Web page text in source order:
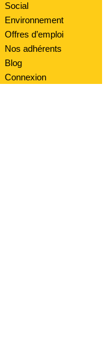
Social
Environnement
Offres d’emploi
Nos adhérents
Blog
Connexion